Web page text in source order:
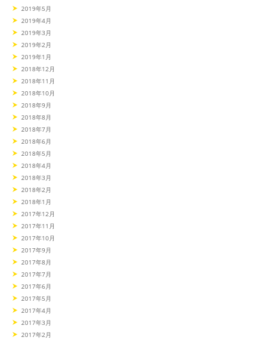
2019年5月
2019年4月
2019年3月
2019年2月
2019年1月
2018年12月
2018年11月
2018年10月
2018年9月
2018年8月
2018年7月
2018年6月
2018年5月
2018年4月
2018年3月
2018年2月
2018年1月
2017年12月
2017年11月
2017年10月
2017年9月
2017年8月
2017年7月
2017年6月
2017年5月
2017年4月
2017年3月
2017年2月